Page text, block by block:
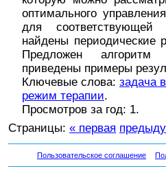
оптимального
для соответствующей
найдены
Предложен алгоритм
приведены примеры
Ключевые слова: задача
режим терапии.
Просмотров за год: 1.
Страницы: « первая
Пользовательское соглашение